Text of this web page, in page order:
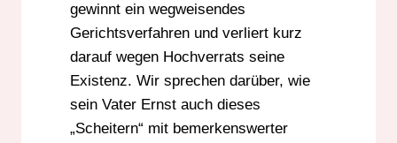
gewinnt ein wegweisendes
Gerichtsverfahren und verliert kurz
darauf wegen Hochverrats seine
Existenz. Wir sprechen darüber, wie
sein Vater Ernst auch dieses
„Scheitern“ mit bemerkenswerter